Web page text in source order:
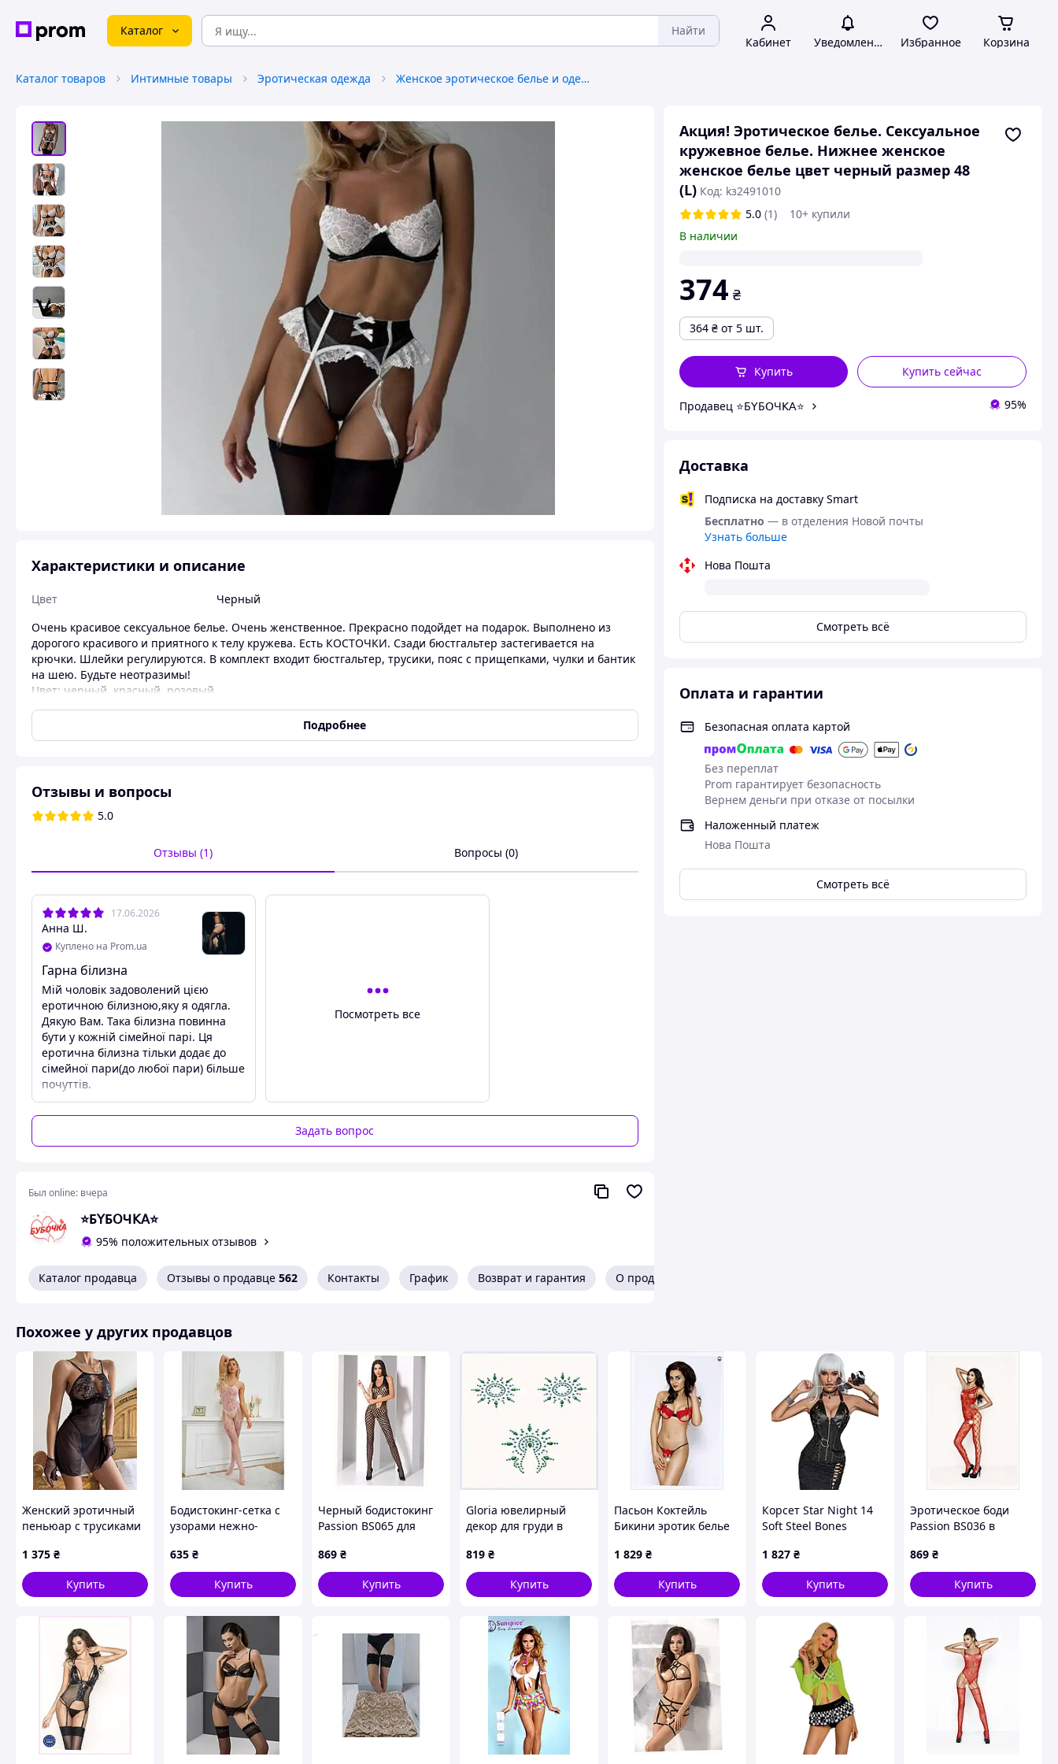
Каталог Найти
Кабинет Уведомления Избранное Корзина
Каталог товаров Интимные товары Эротическая одежда Женское эротическое белье и одежда
Акция! Эротическое белье. Сексуальное
кружевное белье. Нижнее женское
женское белье цвет черный размер 48
(L) Код: kз2491010
5.0 (1)
10+ купили
В наличии
374 ₴
364 ₴ от 5 шт.
Купить сейчас
Купить
Продавец ⭐Б𝖸Б𝖮Ч𝖪𝖠⭐ 95%
Доставка
Подписка на доставку Smart
Бесплатно — в отделения Новой почты
Узнать больше
Нова Пошта
Смотреть всё
Оплата и гарантии
Безопасная оплата картой
Без переплат
Prom гарантирует безопасность
Вернем деньги при отказе от посылки
Наложенный платеж
Нова Пошта
Смотреть всё
Характеристики и описание
Цвет
Черный
Очень красивое сексуальное белье. Очень женственное. Прекрасно подойдет на подарок. Выполнено из
дорогого красивого и приятного к телу кружева. Есть КОСТОЧКИ. Сзади бюстгальтер застегивается на
крючки. Шлейки регулируются. В комплект входит бюстгальтер, трусики, пояс с прищепками, чулки и бантик
на шею. Будьте неотразимы!
Цвет: черный, красный, розовый
Размеры S M L XL
Смотрите весь каталог магазина на нашем сайте.
Можем оформить ваш товар в подарочную коробочку и отправить на указанный в заказе адрес.
XS
М
86 - 93
96 - 101
L
94 - 102
102 - 108
XL
Подробнее
Отзывы и вопросы
5.0
Отзывы (1) Вопросы (0)
17.06.2026
Анна Ш.
Куплено на Prom.ua
Гарна білизна
Мій чоловік задоволений цією
еротичною білизною,яку я одягла.
Дякую Вам. Така білизна повинна
бути у кожній сімейної парі. Ця
еротична білизна тільки додає до
сімейної пари(до любої пари) більше
почуттів.
Посмотреть все
Задать вопрос
Был online: вчера
⭐Б𝖸Б𝖮Ч𝖪𝖠⭐
95% положительных отзывов
Каталог продавца Отзывы о продавце 562 Контакты График Возврат и гарантия О продавце
Похожее у других продавцов
Женский эротичный
пеньюар с трусиками
комплект белья
1 375 ₴
Купить
Бодистокинг-сетка с
узорами нежно-
размеры S-L Talla
635 ₴
Купить
Черный бодистокинг
Passion BS065 для
869 ₴
Купить
Gloria ювелирный
декор для груди в
MP23X13626
819 ₴
Купить
Пасьон Коктейль
Бикини эротик белье
956C8B96
1 829 ₴
Купить
Корсет Star Night 14
Soft Steel Bones
online-multimarket-
1 827 ₴
Купить
Эротическое боди
Passion BS036 в
9X566P68
869 ₴
Купить